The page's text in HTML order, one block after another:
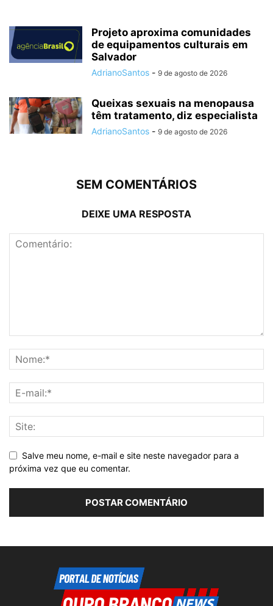
Projeto aproxima comunidades
de equipamentos culturais em
Salvador
AdrianoSantos - 9 de agosto de 2026
Queixas sexuais na menopausa
têm tratamento, diz especialista
AdrianoSantos - 9 de agosto de 2026
SEM COMENTÁRIOS
DEIXE UMA RESPOSTA
Salve meu nome, e-mail e site neste navegador para a
próxima vez que eu comentar.